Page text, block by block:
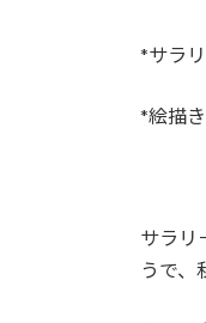
*サラ
*絵描
サラリ
うで、